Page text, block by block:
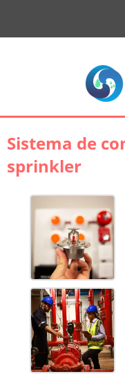
Sistema de
sprinkler